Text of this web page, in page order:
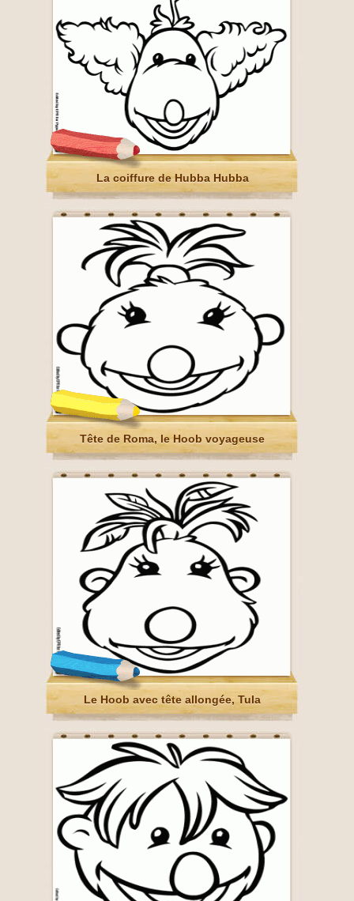
La coiffure de Hubba Hubba
Tête de Roma, le Hoob voyageuse
Le Hoob avec tête allongée, Tula